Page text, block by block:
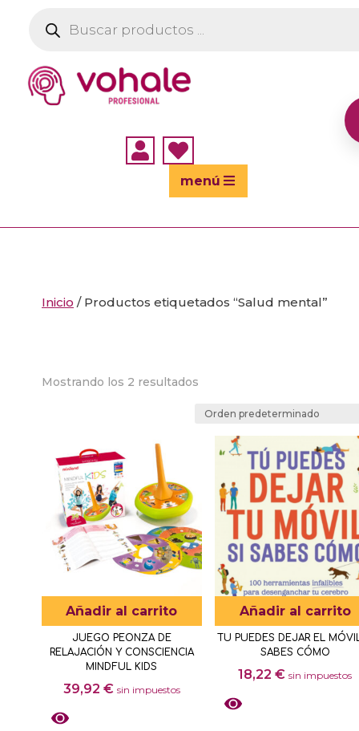
productos
 
menú
Inicio / Productos etiquetados “Salud mental”
Mostrando los 2 resultados
Añadir al carrito
JUEGO PEONZA DE
RELAJACIÓN Y CONSCIENCIA
MINDFUL KIDS
39,92 € sin impuestos
Añadir al carrito
TU PUEDES DEJAR EL
SABES CÓMO
18,22€ sin impuestos